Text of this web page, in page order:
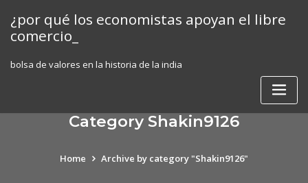
content
¿por qué los economistas apoyan el libre
comercio_
bolsa de valores en la historia de la india
Category Shakin9126
Home Archive by category "Shakin9126"